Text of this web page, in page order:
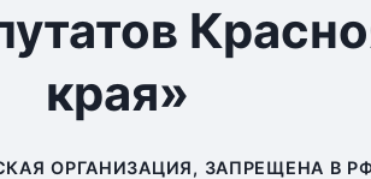
края»
ОРГАНИЗАЦИЯ, ЗАПРЕЩЕНА В